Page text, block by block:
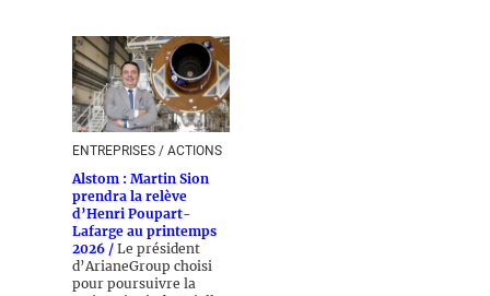
ENTREPRISES / ACTIONS
Alstom : Martin Sion
prendra la relève
d’Henri Poupart-
Lafarge au printemps
2026 / Le président
d’ArianeGroup choisi
pour poursuivre la